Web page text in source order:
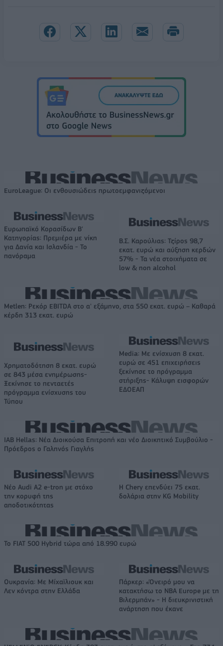
EuroLeague: Οι ενθουσιώδεις πρωτοεμφανιζόμενοι
Ευρωπαϊκό Κορασίδων Β'
Κατηγορίας: Πρεμιέρα με νίκη
για Δανία και Ισλανδία - Το
πανόραμα
Β.Σ. Καρούλιας: Τζίρος 98,7
εκατ. ευρώ και αύξηση κερδών
57% - Τα νέα στοιχήματα σε
low & non alcohol
Metlen: Ρεκόρ EBITDA στο α' εξάμηνο, στα 550 εκατ. ευρώ – Καθαρά
κέρδη 313 εκατ. ευρώ
Χρηματοδότηση 8 εκατ. ευρώ
σε 843 μέσα ενημέρωσης-
Ξεκίνησε το πενταετές
πρόγραμμα ενίσχυσης του
Τύπου
Media: Με ενίσχυση 8 εκατ.
ευρώ σε 451 επιχειρήσεις
ξεκίνησε το πρόγραμμα
στήριξης- Κάλυψη εισφορών
ΕΔΟΕΑΠ
IAB Hellas: Νέα Διοικούσα Επιτροπή και νέο Διοικητικό Συμβούλιο -
Πρόεδρος ο Γαληνός Γιαγλής
Νέο Audi A2 e-tron με στόχο
την κορυφή της
αποδοτικότητας
Η Chery επενδύει 75 εκατ.
δολάρια στην KG Mobility
Το FIAT 500 Hybrid τώρα από 18.990 ευρώ
Ουκρανία: Με Μίχαϊλιουκ και
Λεν κόντρα στην Ελλάδα
Πάρκερ: «Όνειρό μου να
κατακτήσω το ΝΒΑ Europe με τη
Βιλερμπάν» - Η διευκρινιστική
ανάρτηση που έκανε